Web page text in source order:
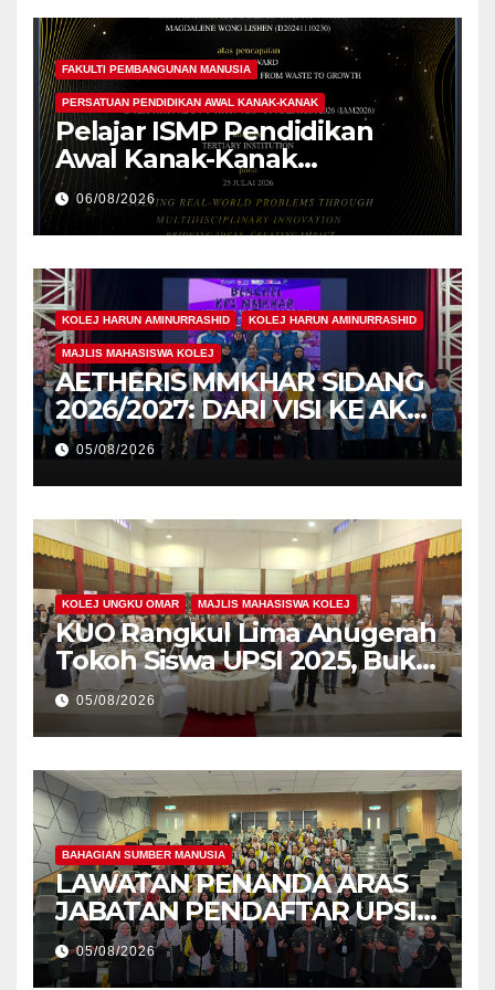
FAKULTI PEMBANGUNAN MANUSIA
PERSATUAN PENDIDIKAN AWAL KANAK-KANAK
Pelajar ISMP Pendidikan
Awal Kanak-Kanak
Cemerlang Raih
Pengiktirafan Antarabangsa
di IAM2026
06/08/2026
KOLEJ HARUN AMINURRASHID KOLEJ HARUN AMINURRASHID
MAJLIS MAHASISWA KOLEJ
AETHERIS MMKHAR SIDANG
2026/2027: DARI VISI KE AKSI,
MEMBINA LEGASI GENERASI
PEMIMPIN
05/08/2026
KOLEJ UNGKU OMAR MAJLIS MAHASISWA KOLEJ
KUO Rangkul Lima Anugerah
Tokoh Siswa UPSI 2025, Bukti
Kecemerlangan Mahasiswa
Holistik
05/08/2026
BAHAGIAN SUMBER MANUSIA
LAWATAN PENANDA ARAS
JABATAN PENDAFTAR UPSI
KE JABATAN PENDAFTAR
UniSZA – PERKUKUH
05/08/2026